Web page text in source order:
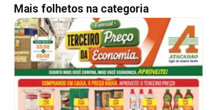
Mais folhetos na categoria